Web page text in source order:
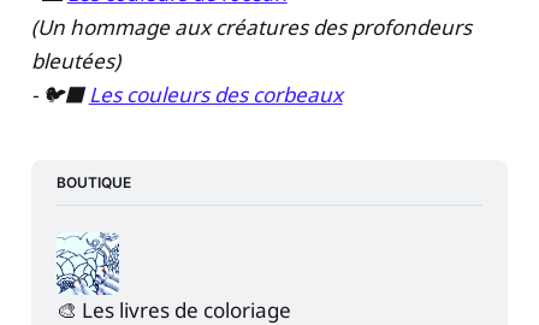
(Un hommage aux créatures des profondeurs
bleutées)
- 🐦‍⬛Les couleurs des corbeaux
BOUTIQUE
🎨 Les livres de coloriage